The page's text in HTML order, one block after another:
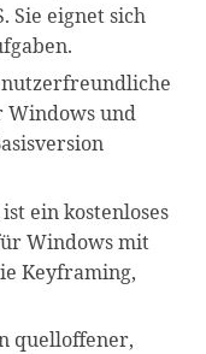
Sie eignet sich
Windows und
ist ein kostenloses
Windows mit
Keyframing,
quelloffener,